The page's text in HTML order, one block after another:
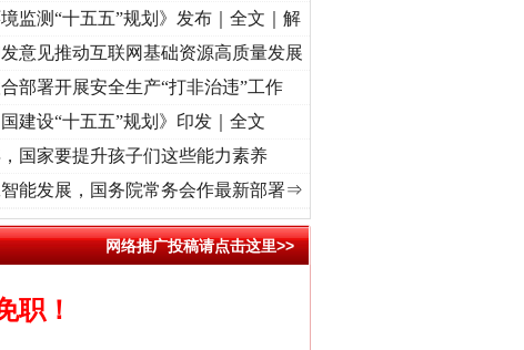
使命 奋进复兴征程丨“转折之城”激荡..·[视频]牢记初心使命 奋进复兴征程丨红船起航处
境监测“十五五”规划》发布｜全文｜解
意见推动互联网基础资源高质量发展
部署开展安全生产“打非治违”工作
国建设“十五五”规划》印发｜全文
国家要提升孩子们这些能力素养
能发展，国务院常务会作最新部署⇒
网络推广投稿请点击这里>>
职！